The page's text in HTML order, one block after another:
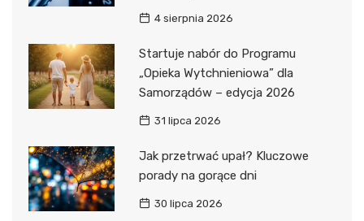
4 sierpnia 2026
Startuje nabór do Programu
„Opieka Wytchnieniowa” dla
Samorządów – edycja 2026
31 lipca 2026
Jak przetrwać upał? Kluczowe
porady na gorące dni
30 lipca 2026